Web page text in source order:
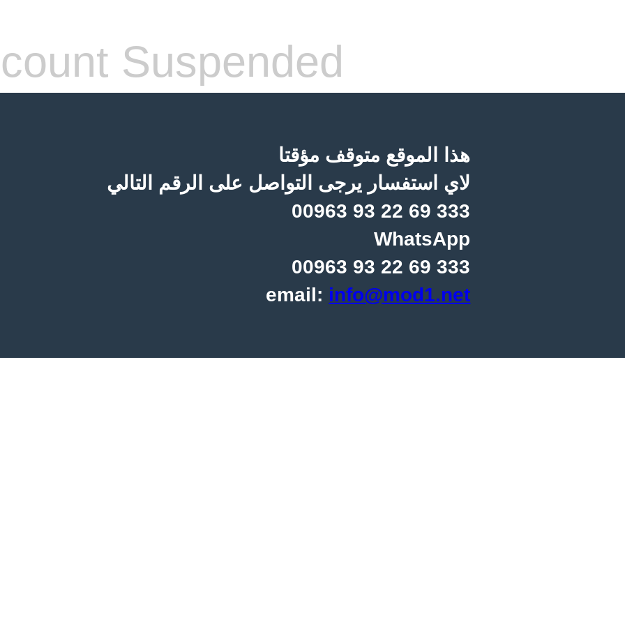
Suspended
هذا الموقع متوقف مؤقتا
لاي استفسار يرجى التواصل على الرقم التالي
00963 93 22 69 333
WhatsApp
00963 93 22 69 333
email: info@mod1.net